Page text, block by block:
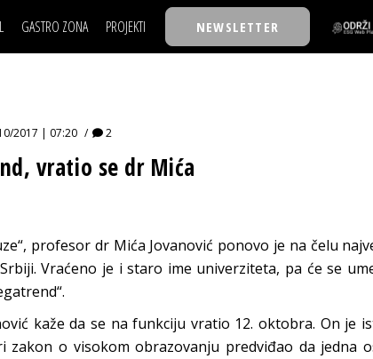
GASTRO ZONA PROJEKTI
BACK TO OFFICE/SCHOOL
BIZKOLEGIJUM
BMW BIZNIS LIGA
IZJAVA GODINE
NEWSLETTER
NAJKOLEGA
BIZBENDOVI
BIZLIFE WEEK
2017 | 07:20 2
vratio se dr Mića
profesor dr Mića Jovanović ponovo je na čelu
Vraćeno je i staro ime univerziteta, pa će se
kaže da se na funkciju vratio 12. oktobra. On je
o visokom obrazovanju predviđao da jedna